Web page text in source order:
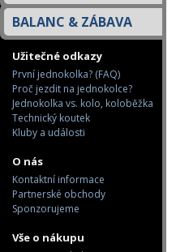
BALANC & ZÁBAVA
Užitečné odkazy
První jednokolka? (FAQ)
Proč jezdit na jednokolce?
Jednokolka vs. kolo, koloběžka
Technický koutek
Kluby a události
O nás
Kontaktní informace
Partnerské obchody
Sponzorujeme
Vše o nákupu